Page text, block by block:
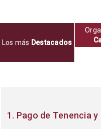
Los más Destacados
1. Pago de Tenencia